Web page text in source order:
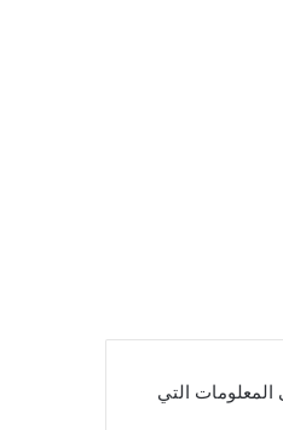
التي